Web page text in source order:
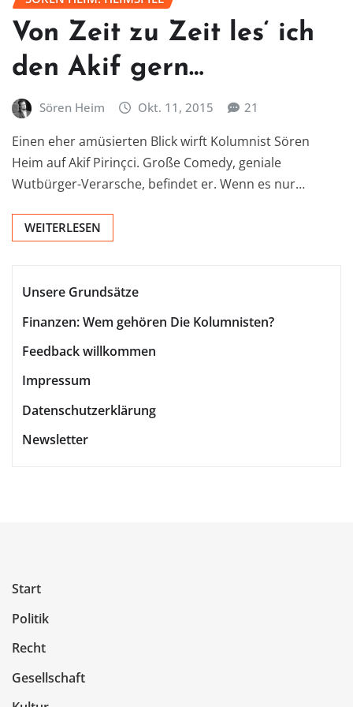
Von Zeit zu Zeit les‘ ich
den Akif gern…
Sören Heim Okt. 11, 2015 21
Einen eher amüsierten Blick wirft Kolumnist Sören
Heim auf Akif Pirinçci. Große Comedy, geniale
Wutbürger-Verarsche, befindet er. Wenn es nur…
WEITERLESEN
Unsere Grundsätze
Finanzen: Wem gehören Die Kolumnisten?
Feedback willkommen
Impressum
Datenschutzerklärung
Newsletter
Start
Politik
Recht
Gesellschaft